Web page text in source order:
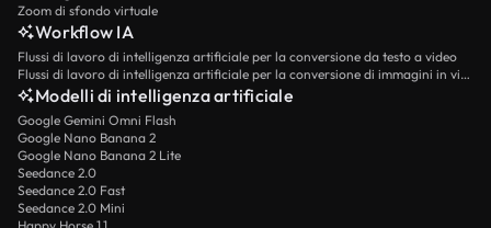
Zoom di sfondo virtuale
Workflow IA
Flussi di lavoro di intelligenza artificiale per la conversione da testo a video
Flussi di lavoro di intelligenza artificiale per la conversione di immagini in video
Modelli di intelligenza artificiale
Google Gemini Omni Flash
Google Nano Banana 2
Google Nano Banana 2 Lite
Seedance 2.0
Seedance 2.0 Fast
Seedance 2.0 Mini